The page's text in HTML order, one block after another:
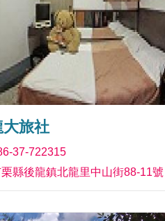
旅社
37-722315
縣後龍鎮北龍里中山街88-11號